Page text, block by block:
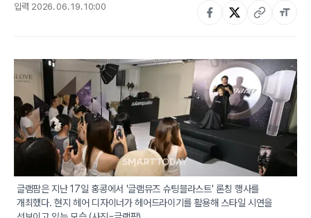
입력 2026. 06. 19. 10:00
글램팜은 지난 17일 홍콩에서 '글램뮤즈 슈팅블라스트' 론칭 행사를
개최했다. 현지 헤어 디자이너가 헤어드라이기를 활용해 스타일 시연을